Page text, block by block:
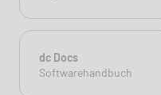
dc Docs
Softwarehandbuch